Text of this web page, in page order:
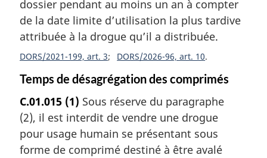
dossier pendant au moins un an à compter
de la date limite d’utilisation la plus tardive
attribuée à la drogue qu’il a distribuée.
DORS/2021-199, art. 3 DORS/2026-96, art. 10
Temps de désagrégation des comprimés
C.01.015 (1) Sous réserve du paragraphe
(2), il est interdit de vendre une drogue
pour usage humain se présentant sous
forme de comprimé destiné à être avalé